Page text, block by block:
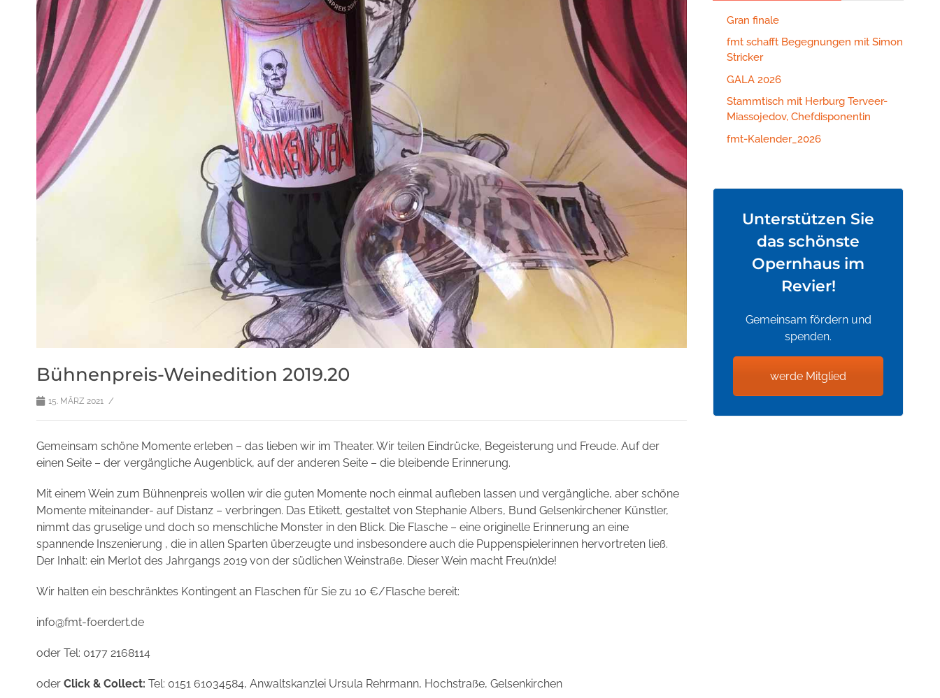
Bühnenpreis-Weinedition 2019.20
15. MÄRZ 2021 /
Gemeinsam schöne Momente erleben – das lieben wir im Theater. Wir teilen Eindrücke, Begeisterung und Freude. Auf der
einen Seite – der vergängliche Augenblick, auf der anderen Seite – die bleibende Erinnerung.
Mit einem Wein zum Bühnenpreis wollen wir die guten Momente noch einmal aufleben lassen und vergängliche, aber schöne
Momente miteinander- auf Distanz – verbringen. Das Etikett, gestaltet von Stephanie Albers, Bund Gelsenkirchener Künstler,
nimmt das gruselige und doch so menschliche Monster in den Blick. Die Flasche – eine originelle Erinnerung an eine
spannende Inszenierung , die in allen Sparten überzeugte und insbesondere auch die Puppenspielerinnen hervortreten ließ.
Der Inhalt: ein Merlot des Jahrgangs 2019 von der südlichen Weinstraße. Dieser Wein macht Freu(n)de!
Wir halten ein beschränktes Kontingent an Flaschen für Sie zu 10 €/Flasche bereit:
info@fmt-foerdert.de
oder Tel: 0177 2168114
oder Click & Collect: Tel: 0151 61034584, Anwaltskanzlei Ursula Rehrmann, Hochstraße, Gelsenkirchen
Gran finale
fmt schafft Begegnungen mit Simon
Stricker
GALA 2026
Stammtisch mit Herburg Terveer-
Miassojedov, Chefdisponentin
fmt-Kalender_2026
Unterstützen Sie
das schönste
Opernhaus im
Revier!
Gemeinsam fördern und
spenden.
werde Mitglied